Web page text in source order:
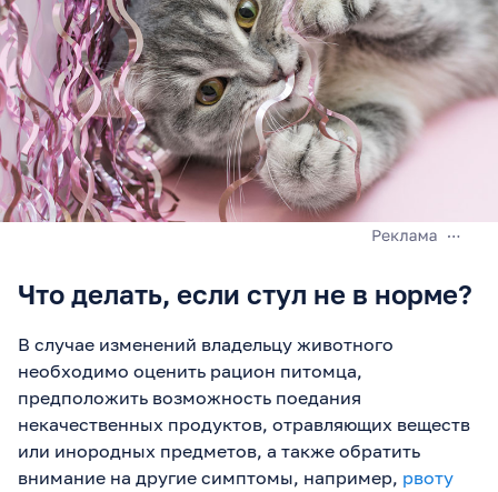
Что делать, если стул не в норме?
В случае изменений владельцу животного
необходимо оценить рацион питомца,
предположить возможность поедания
некачественных продуктов, отравляющих веществ
или инородных предметов, а также обратить
внимание на другие симптомы, например, рвоту